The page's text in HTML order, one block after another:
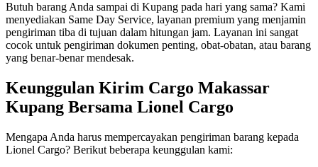
Butuh barang Anda sampai di Kupang pada hari yang sama? Kami
menyediakan Same Day Service, layanan premium yang menjamin
pengiriman tiba di tujuan dalam hitungan jam. Layanan ini sangat
cocok untuk pengiriman dokumen penting, obat-obatan, atau barang
yang benar-benar mendesak.
Keunggulan Kirim Cargo Makassar
Kupang Bersama Lionel Cargo
Mengapa Anda harus mempercayakan pengiriman barang kepada
Lionel Cargo? Berikut beberapa keunggulan kami: